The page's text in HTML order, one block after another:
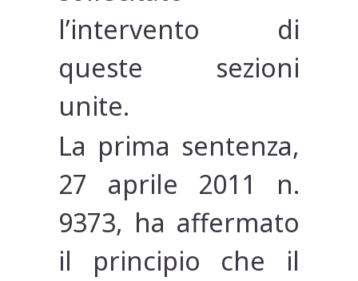
l’intervento di
queste sezioni
unite.
La prima sentenza,
27 aprile 2011 n.
9373, ha affermato
il principio che il